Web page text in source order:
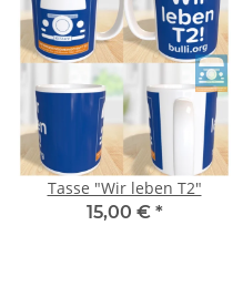
Tasse "Wir leben T2"
15,00 € *